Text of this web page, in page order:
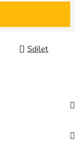
Sdílet